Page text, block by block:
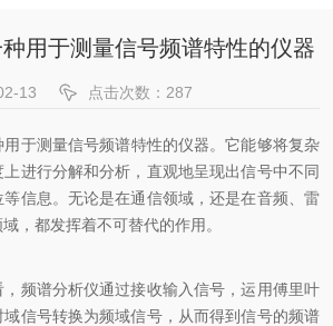
用于测量信号频谱特性的仪器
13 点击次数：287
用于测量信号频谱特性的仪器。它能够将复杂
进行分解和分析，直观地呈现出信号中不同
信息。无论是在通信领域，还是在音频、雷
，都发挥着不可替代的作用。
谱分析仪通过接收输入信号，运用傅里叶
信号转换为频域信号，从而得到信号的频谱